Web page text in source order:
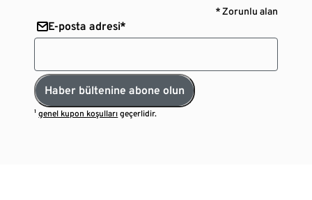
* Zorunlu alan
E-posta adresi*
Haber bültenine abone olun
¹genel kupon koşulları geçerlidir.